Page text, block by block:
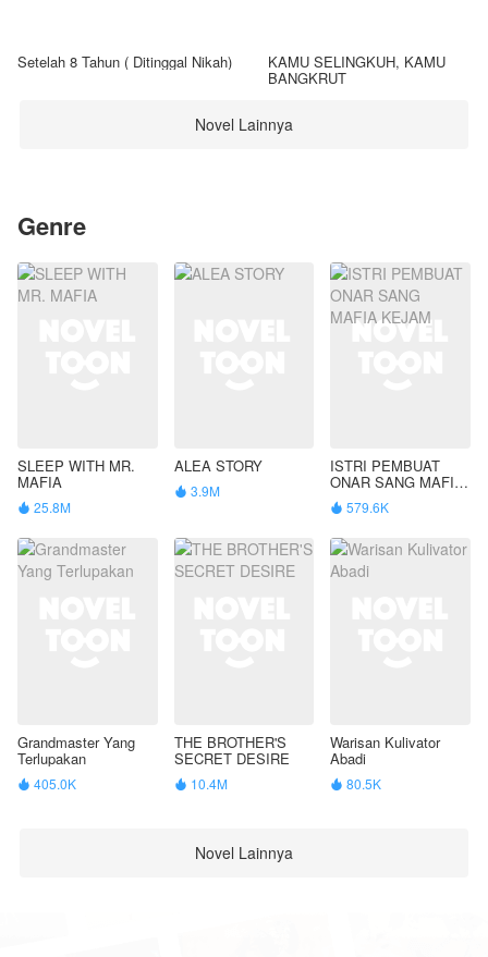
Setelah 8 Tahun ( Ditinggal Nikah) KAMU SELINGKUH, KAMU
BANGKRUT
Novel Lainnya
Genre
SLEEP WITH MR.
MAFIA
 25.8M
ALEA STORY
 3.9M
ISTRI PEMBUAT
ONAR SANG MAFIA
KEJAM
 579.6K
Grandmaster Yang
Terlupakan
 405.0K
THE BROTHER'S
SECRET DESIRE
 10.4M
Warisan Kulivator
Abadi
 80.5K
Novel Lainnya